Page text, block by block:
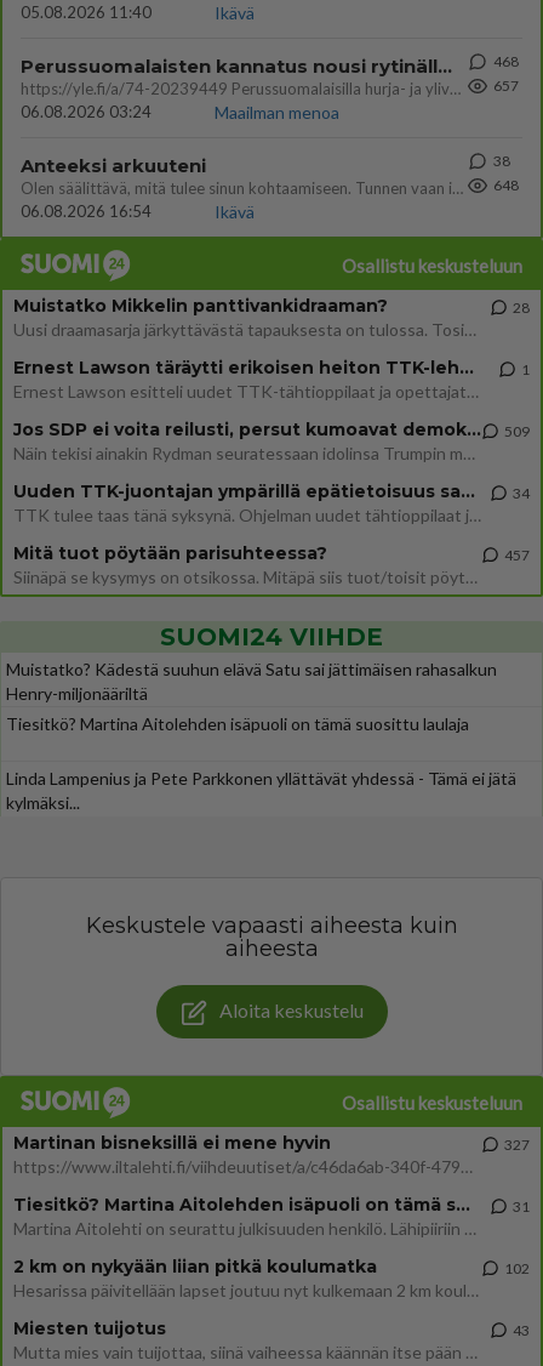
05.08.2026 11:40
Ikävä
Perussuomalaisten kannatus nousi rytinällä Ylen tänään julkaisemassa tuoreimmassa gallup-kyselyssä.
https://yle.fi/a/74-20239449 Perussuomalaisilla hurja- ja ylivoimaisesti suurin nousu tässä uudessa Ylen gallupissa. Kyl
06.08.2026 03:24
Maailman menoa
468
657
Anteeksi arkuuteni
Olen säälittävä, mitä tulee sinun kohtaamiseen. Tunnen vaan itseni todella epävarmaksi sun kanssa. Jos minun olisi pitän
06.08.2026 16:54
Ikävä
38
648
Osallistu keskusteluun
Muistatko Mikkelin panttivankidraaman?
Uusi draamasarja järkyttävästä tapauksesta on tulossa. Tositapahtumiin perustuva sarja ammentaa vuoden 1986 Mikkelin pan
28
Ernest Lawson täräytti erikoisen heiton TTK-lehdistötilaisuudessa: " Onko tässä tarkoituksena...?"
Ernest Lawson esitteli uudet TTK-tähtioppilaat ja opettajat torstaina 6.8. lehdistölle. Tulevalla kaudella on yksi hausk
1
Jos SDP ei voita reilusti, persut kumoavat demokratian Suomesta
Näin tekisi ainakin Rydman seuratessaan idolinsa Trumpin mallia https://www.is.fi/politiikka/art-2000012187244.html
509
Uuden TTK-juontajan ympärillä epätietoisuus sakenee - Nyt MTV hämmentää soppaa
TTK tulee taas tänä syksynä. Ohjelman uudet tähtioppilaat julkistetaan torstaina 6. elokuuta klo 14 alkavassa lehdistö
34
Mitä tuot pöytään parisuhteessa?
Siinäpä se kysymys on otsikossa. Mitäpä siis tuot/toisit pöytään parisuhteessa? Oletko mies vai nainen? Koetko sen mitä
457
SUOMI24 VIIHDE
Muistatko? Kädestä suuhun elävä Satu sai jättimäisen rahasalkun
Henry-miljonääriltä
Tiesitkö? Martina Aitolehden isäpuoli on tämä suosittu laulaja
Linda Lampenius ja Pete Parkkonen yllättävät yhdessä - Tämä ei jätä
kylmäksi...
Keskustele vapaasti aiheesta kuin
aiheesta
Aloita keskustelu
Osallistu keskusteluun
Martinan bisneksillä ei mene hyvin
https://www.iltalehti.fi/viihdeuutiset/a/c46da6ab-340f-4790-aaa7-0865eed2336 Yrityksen konkurssihakemus on tullut kärä
327
Tiesitkö? Martina Aitolehden isäpuoli on tämä suosittu laulaja
Martina Aitolehti on seurattu julkisuuden henkilö. Lähipiiriin mahtuu muitakin tunnettuja henkilöitä. Tiesitkö, että Ma
31
2 km on nykyään liian pitkä koulumatka
Hesarissa päivitellään lapset joutuu nyt kulkemaan 2 km kouluun jösses. Ruostefillarilla tuo matka menee vaikka miten äk
102
Miesten tuijotus
Mutta mies vain tuijottaa, siinä vaiheessa käännän itse pään pois. Mikä juttu? Yleensä jos joku tuijottaa tai katsoo, hä
43